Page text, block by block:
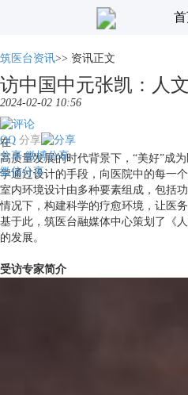
筑医台资讯>> 资讯正文
访中国中元张凯：人
2024-02-02 10:56
分享
QQ
分享 微博分享
微信分享
在
高质量发展的时代背景下，“美好”成
学通过设计的手段，向医院中的每一
室内环境设计由多种要素组成，包括
情况下，构建科学的疗愈环境，让医
基于此，筑医台融媒体中心策划了《
的发展。
受访专家简介